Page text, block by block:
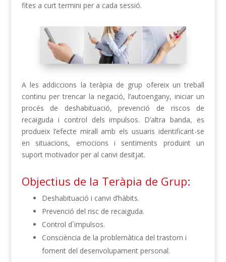
fites a curt termini per a cada sessió.
A les addiccions la teràpia de grup ofereix un treball
continu per trencar la negació, l’autoengany, iniciar un
procés de deshabituació, prevenció de riscos de
recaiguda i control dels impulsos. D’altra banda, es
produeix l’efecte mirall amb els usuaris identificant-se
en situacions, emocions i sentiments produint un
suport motivador per al canvi desitjat.
Objectius de la Teràpia de Grup:
Deshabituació i canvi d’hàbits.
Prevenció del risc de recaiguda.
Control d´impulsos.
Consciència de la problemàtica del trastorn i
foment del desenvolupament personal.